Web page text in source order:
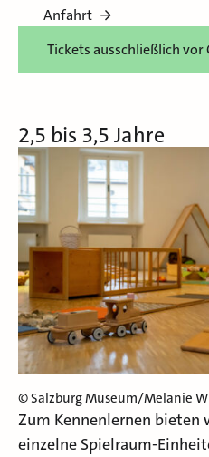
Anfahrt
Tickets ausschließlich vor
2,5 bis 3,5 Jahre
© Salzburg Museum/Melanie
Zum Kennenlernen bieten
einzelne Spielraum-